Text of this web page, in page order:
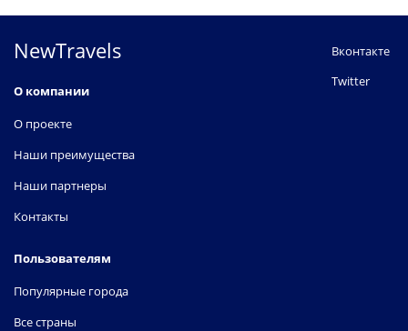
NewTravels
О компании
О проекте
Наши преимущества
Наши партнеры
Контакты
Пользователям
Популярные города
Все страны
Вконтакте
Twitter